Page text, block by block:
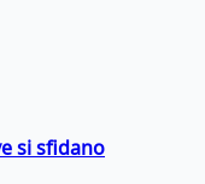
si sfidano